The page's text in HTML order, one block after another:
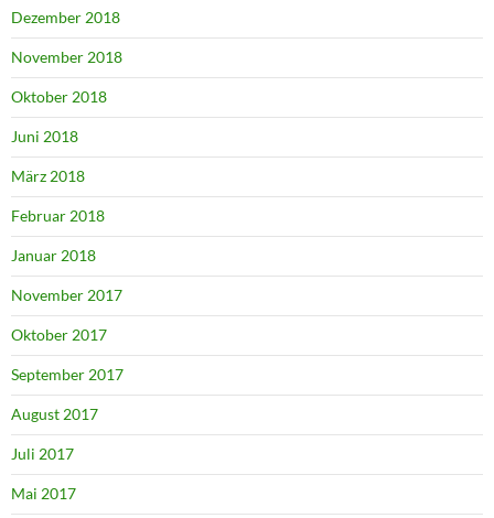
Dezember 2018
November 2018
Oktober 2018
Juni 2018
März 2018
Februar 2018
Januar 2018
November 2017
Oktober 2017
September 2017
August 2017
Juli 2017
Mai 2017